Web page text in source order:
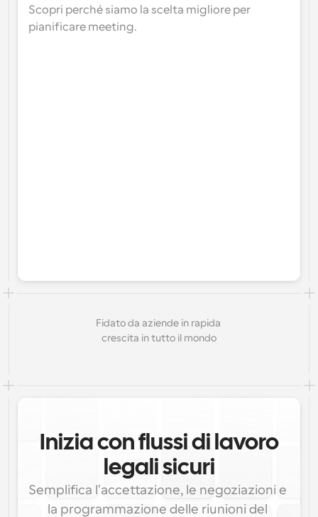
Scopri perché siamo la scelta migliore per
pianificare meeting.
Fidato da aziende in rapida
crescita in tutto il mondo
Inizia con flussi di lavoro
legali sicuri
Semplifica l'accettazione, le negoziazioni e
la programmazione delle riunioni del